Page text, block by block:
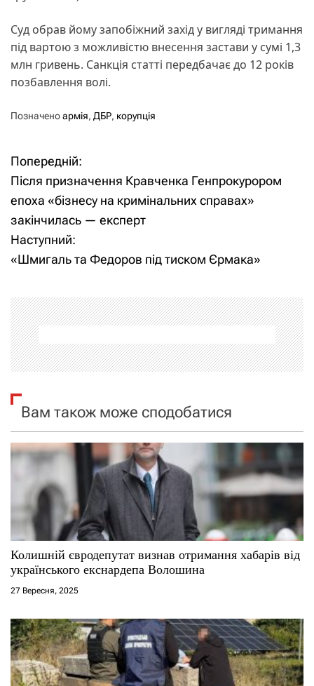
Суд обрав йому запобіжний захід у вигляді тримання
під вартою з можливістю внесення застави у сумі 1,3
млн гривень. Санкція статті передбачає до 12 років
позбавлення волі.
Позначеноармія, ДБР, корупція
Н
а
в
і
а
ц
і
я
з
а
и
с
і
в
Попередній:
Після призначення Кравченка Генпрокурором
епоха «бізнесу на кримінальних справах»
закінчилась — експерт
Наступний:
«Шмигаль та Федоров під тиском Єрмака»
Вам також може сподобатися
Колишній євродепутат визнав отримання хабарів від
українського екснардепа Волошина
27 Вересня, 2025